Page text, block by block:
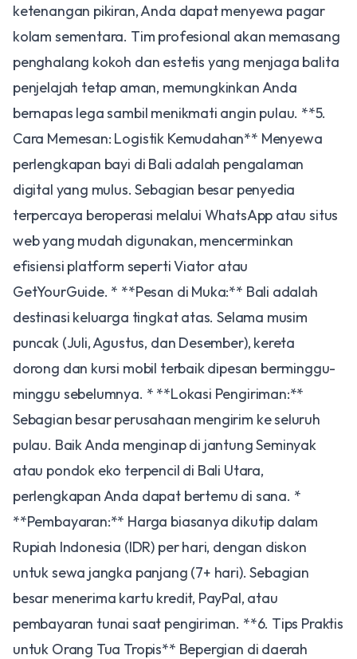
ketenangan pikiran, Anda dapat menyewa pagar
kolam sementara. Tim profesional akan memasang
penghalang kokoh dan estetis yang menjaga balita
penjelajah tetap aman, memungkinkan Anda
bernapas lega sambil menikmati angin pulau. **5.
Cara Memesan: Logistik Kemudahan** Menyewa
perlengkapan bayi di Bali adalah pengalaman
digital yang mulus. Sebagian besar penyedia
terpercaya beroperasi melalui WhatsApp atau situs
web yang mudah digunakan, mencerminkan
efisiensi platform seperti Viator atau
GetYourGuide. * **Pesan di Muka:** Bali adalah
destinasi keluarga tingkat atas. Selama musim
puncak (Juli, Agustus, dan Desember), kereta
dorong dan kursi mobil terbaik dipesan berminggu-
minggu sebelumnya. * **Lokasi Pengiriman:**
Sebagian besar perusahaan mengirim ke seluruh
pulau. Baik Anda menginap di jantung Seminyak
atau pondok eko terpencil di Bali Utara,
perlengkapan Anda dapat bertemu di sana. *
**Pembayaran:** Harga biasanya dikutip dalam
Rupiah Indonesia (IDR) per hari, dengan diskon
untuk sewa jangka panjang (7+ hari). Sebagian
besar menerima kartu kredit, PayPal, atau
pembayaran tunai saat pengiriman. **6. Tips Praktis
untuk Orang Tua Tropis** Bepergian di daerah